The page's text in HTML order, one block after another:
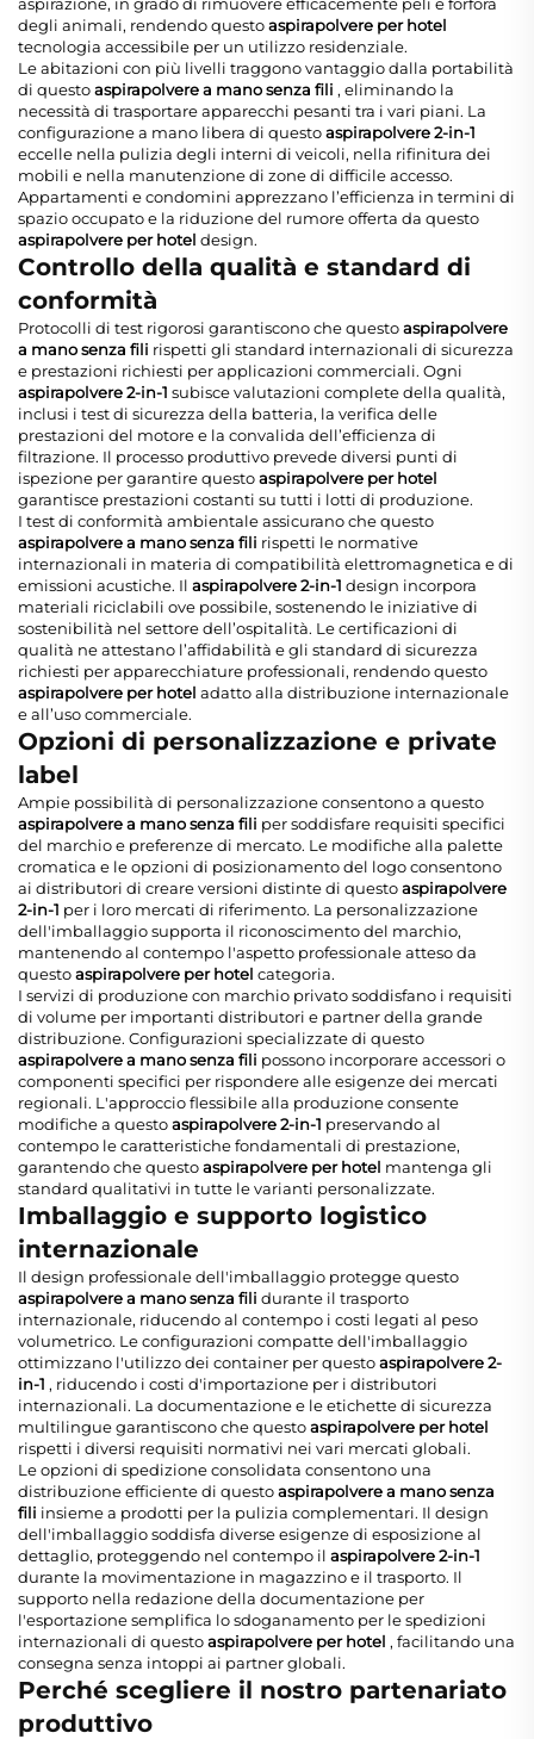
degli animali, rendendo questoaspirapolvere per hotel
tecnologia accessibile per un utilizzo residenziale.
Le abitazioni con più livelli traggono vantaggio dalla portabilità
di questoaspirapolvere a mano senza fili , eliminando la
necessità di trasportare apparecchi pesanti tra i vari piani. La
configurazione a mano libera di questoaspirapolvere 2-in-1
eccelle nella pulizia degli interni di veicoli, nella rifinitura dei
mobili e nella manutenzione di zone di difficile accesso.
Appartamenti e condomini apprezzano l’efficienza in termini di
spazio occupato e la riduzione del rumore offerta da questo
aspirapolvere per hotel design.
Controllo della qualità e standard di
conformità
Protocolli di test rigorosi garantiscono che questoaspirapolvere
a mano senza fili rispetti gli standard internazionali di sicurezza
e prestazioni richiesti per applicazioni commerciali. Ogni
aspirapolvere 2-in-1 subisce valutazioni complete della qualità,
inclusi i test di sicurezza della batteria, la verifica delle
prestazioni del motore e la convalida dell’efficienza di
filtrazione. Il processo produttivo prevede diversi punti di
ispezione per garantire questoaspirapolvere per hotel
garantisce prestazioni costanti su tutti i lotti di produzione.
I test di conformità ambientale assicurano che questo
aspirapolvere a mano senza fili rispetti le normative
internazionali in materia di compatibilità elettromagnetica e di
emissioni acustiche. Il aspirapolvere 2-in-1 design incorpora
materiali riciclabili ove possibile, sostenendo le iniziative di
sostenibilità nel settore dell’ospitalità. Le certificazioni di
qualità ne attestano l’affidabilità e gli standard di sicurezza
richiesti per apparecchiature professionali, rendendo questo
aspirapolvere per hotel adatto alla distribuzione internazionale
e all’uso commerciale.
Opzioni di personalizzazione e private
label
Ampie possibilità di personalizzazione consentono a questo
aspirapolvere a mano senza fili per soddisfare requisiti specifici
del marchio e preferenze di mercato. Le modifiche alla palette
cromatica e le opzioni di posizionamento del logo consentono
ai distributori di creare versioni distinte di questoaspirapolvere
2-in-1 per i loro mercati di riferimento. La personalizzazione
dell'imballaggio supporta il riconoscimento del marchio,
mantenendo al contempo l'aspetto professionale atteso da
questoaspirapolvere per hotel categoria.
I servizi di produzione con marchio privato soddisfano i requisiti
di volume per importanti distributori e partner della grande
distribuzione. Configurazioni specializzate di questo
aspirapolvere a mano senza fili possono incorporare accessori o
componenti specifici per rispondere alle esigenze dei mercati
regionali. L'approccio flessibile alla produzione consente
modifiche a questoaspirapolvere 2-in-1 preservando al
contempo le caratteristiche fondamentali di prestazione,
garantendo che questoaspirapolvere per hotel mantenga gli
standard qualitativi in tutte le varianti personalizzate.
Imballaggio e supporto logistico
internazionale
Il design professionale dell'imballaggio protegge questo
aspirapolvere a mano senza fili durante il trasporto
internazionale, riducendo al contempo i costi legati al peso
volumetrico. Le configurazioni compatte dell'imballaggio
ottimizzano l'utilizzo dei container per questoaspirapolvere 2-
in-1 , riducendo i costi d'importazione per i distributori
internazionali. La documentazione e le etichette di sicurezza
multilingue garantiscono che questoaspirapolvere per hotel
rispetti i diversi requisiti normativi nei vari mercati globali.
Le opzioni di spedizione consolidata consentono una
distribuzione efficiente di questoaspirapolvere a mano senza
fili insieme a prodotti per la pulizia complementari. Il design
dell'imballaggio soddisfa diverse esigenze di esposizione al
dettaglio, proteggendo nel contempo il aspirapolvere 2-in-1
durante la movimentazione in magazzino e il trasporto. Il
supporto nella redazione della documentazione per
l'esportazione semplifica lo sdoganamento per le spedizioni
internazionali di questoaspirapolvere per hotel , facilitando una
consegna senza intoppi ai partner globali.
Perché scegliere il nostro partenariato
produttivo